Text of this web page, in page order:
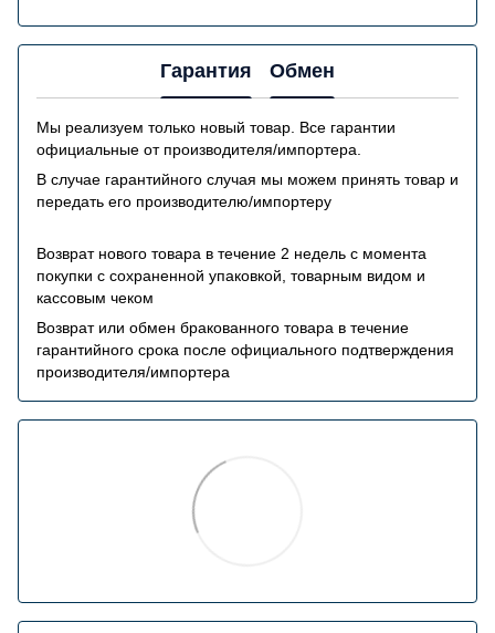
Гарантия Обмен
Мы реализуем только новый товар. Все гарантии
официальные от производителя/импортера.
В случае гарантийного случая мы можем принять товар и
передать его производителю/импортеру
Возврат нового товара в течение 2 недель с момента
покупки с сохраненной упаковкой, товарным видом и
кассовым чеком
Возврат или обмен бракованного товара в течение
гарантийного срока после официального подтверждения
производителя/импортера